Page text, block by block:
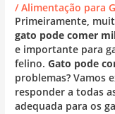
/Alimentação para
Primeiramente,
gato pode comer
e importante para
felino.Gato pode
problemas? Vamos
responder a todas
adequada para os